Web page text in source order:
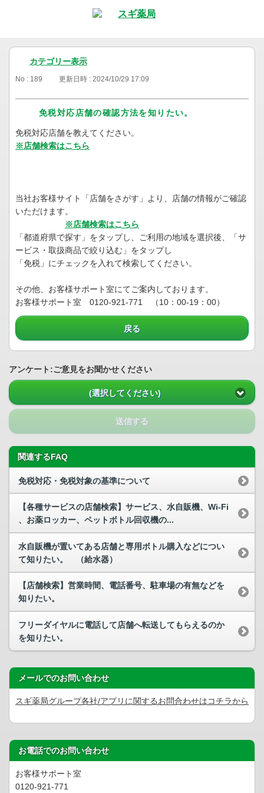
カテゴリー表示
No : 189 更新日時 : 2024/10/29 17:09
免税対応店舗の確認方法を知りたい。
免税対応店舗を教えてください。
※店舗検索はこちら
当社お客様サイト「店舗をさがす」より、店舗の情報がご確認
いただけます。
※店舗検索はこちら
「都道府県で探す」をタップし、ご利用の地域を選択後、「サ
ービス・取扱商品で絞り込む」をタップし
「免税」にチェックを入れて検索してください。
その他、お客様サポート室にてご案内しております。
お客様サポート室 0120-921-771 （10：00-19：00）
戻る
アンケート:ご意見をお聞かせください
(選択してください)
送信する
関連するFAQ
免税対応・免税対象の基準について
【各種サービスの店舗検索】サービス、水自販機、Wi-Fi
、お薬ロッカー、ペットボトル回収機の...
水自販機が置いてある店舗と専用ボトル購入などについ
て知りたい。 （給水器）
【店舗検索】営業時間、電話番号、駐車場の有無などを
知りたい。
フリーダイヤルに電話して店舗へ転送してもらえるのか
を知りたい。
メールでのお問い合わせ
スギ薬局グループ各社/アプリに関するお問合わせはコチラから
お電話でのお問い合わせ
お客様サポート室
0120-921-771